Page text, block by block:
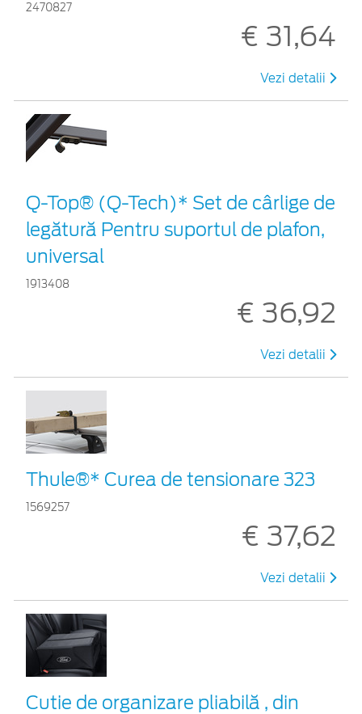
2470827
€ 31,64
Vezi detalii
Q-Top® (Q-Tech)* Set de cârlige de
legătură Pentru suportul de plafon,
universal
1913408
€ 36,92
Vezi detalii
Thule®* Curea de tensionare 323
1569257
€ 37,62
Vezi detalii
Cutie de organizare pliabilă , din